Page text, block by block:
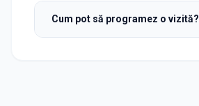
Cum pot să programez o vizită?